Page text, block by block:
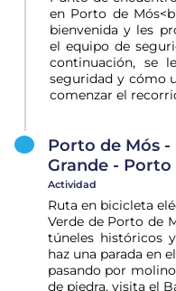
en Porto de
bienvenida y les
el equipo de
continuación, se
seguridad y cómo
comenzar el
Porto de Mós
Grande - Porto
Actividad
Ruta en bicicleta
Verde de Porto de
túneles históricos
haz una parada en
pasando por
de piedra, visita el